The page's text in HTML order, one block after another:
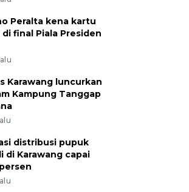
Peralta kena kartu
di final Piala Presiden
Karawang luncurkan
Kampung Tanggap
distribusi pupuk
di Karawang capai